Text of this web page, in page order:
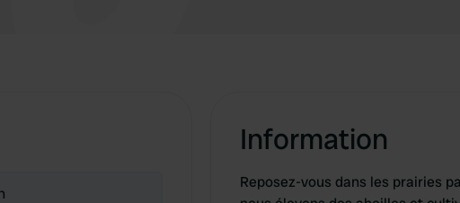
Information
Reposez-vous dans les prairies